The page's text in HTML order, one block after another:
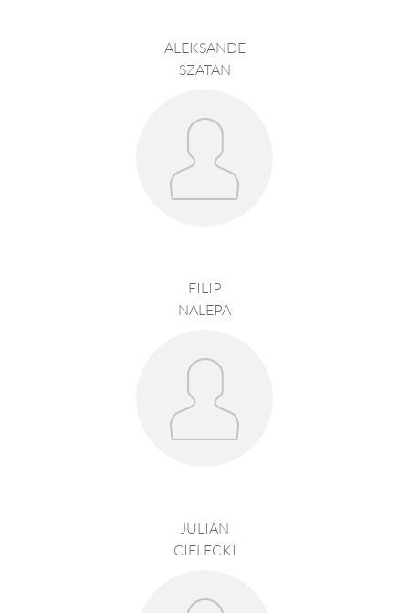
ALEKSANDE
SZATAN
FILIP
NALEPA
JULIAN
CIELECKI